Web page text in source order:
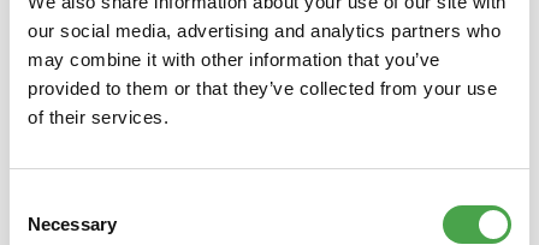
our social media, advertising and analytics partners who
may combine it with other information that you’ve
provided to them or that they’ve collected from your use
of their services.
Selection
Necessary